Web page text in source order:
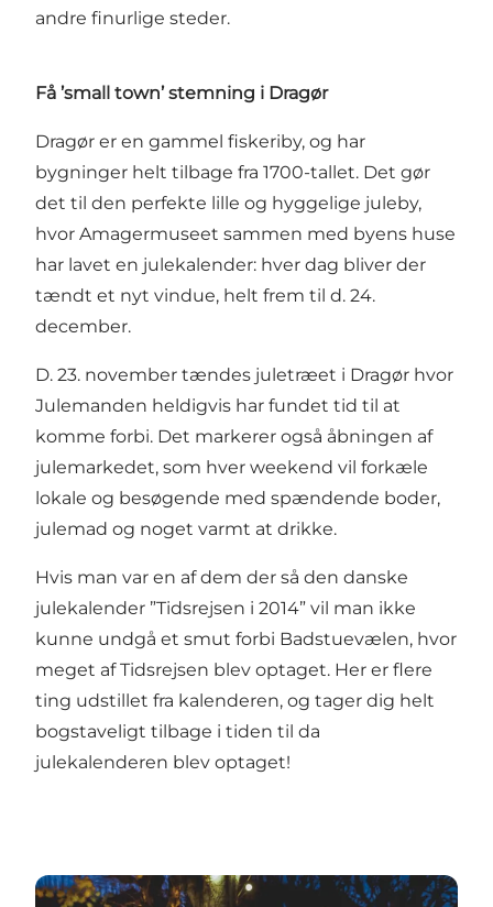
andre finurlige steder.
Få ’small town’ stemning i Dragør
Dragør er en gammel fiskeriby, og har
bygninger helt tilbage fra 1700-tallet. Det gør
det til den perfekte lille og hyggelige juleby,
hvor Amagermuseet sammen med byens huse
har lavet en julekalender: hver dag bliver der
tændt et nyt vindue, helt frem til d. 24.
december.
D. 23. november tændes juletræet i Dragør hvor
Julemanden heldigvis har fundet tid til at
komme forbi. Det markerer også åbningen af
julemarkedet, som hver weekend vil forkæle
lokale og besøgende med spændende boder,
julemad og noget varmt at drikke.
Hvis man var en af dem der så den danske
julekalender ”Tidsrejsen i 2014” vil man ikke
kunne undgå et smut forbi Badstuevælen, hvor
meget af Tidsrejsen blev optaget. Her er flere
ting udstillet fra kalenderen, og tager dig helt
bogstaveligt tilbage i tiden til da
julekalenderen blev optaget!